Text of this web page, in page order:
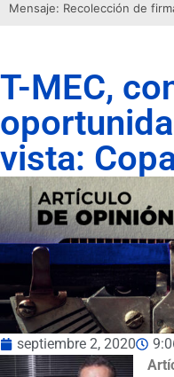
Mensaje: Recolección de
T-MEC,
vista:
septiembre 2, 2020